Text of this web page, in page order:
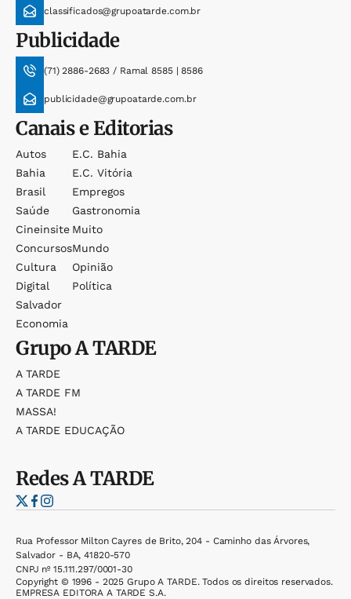
classificados@grupoatarde.com.br
Publicidade
(71) 2886-2683 / Ramal 8585 | 8586
publicidade@grupoatarde.com.br
Canais e Editorias
Autos
Bahia
Brasil
Saúde
Cineinsite
Concursos
Cultura
Digital
Salvador
Economia
E.c. Bahia
E.c. Vitória
Empregos
Gastronomia
Muito
Mundo
Opinião
Política
GrupoA TARDE
A TARDE
A TARDE FM
MASSA!
A TARDE EDUCAÇÃO
RedesA TARDE
Rua Professor Milton Cayres de Brito, 204 - Caminho das Árvores,
Salvador - BA, 41820-570
CNPJ nº 15.111.297/0001-30
Copyright © 1996 - 2025 Grupo A TARDE. Todos os direitos reservados.
EMPRESA EDITORA A TARDE S.A.